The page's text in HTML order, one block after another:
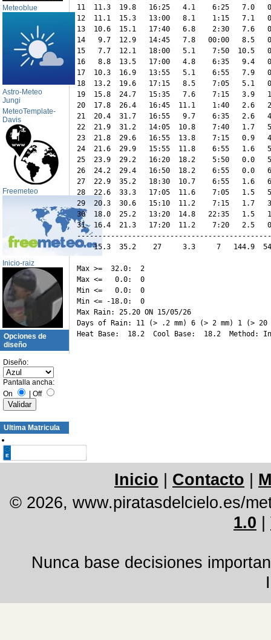
Meteoblue
Astro-Meteo
Jungi
MeteoTemplate-
Davis
Freemeteo
Inicio-raiz
Opciones de
diseño
Diseño:
Pantalla ancha:
On
| Off
Ultima Matricula
11  11.3  19.8   16:25   4.1    6:25   7.0
12  11.1  15.3   13:00   8.1    1:15   7.1
13  10.6  15.1   17:40   6.8    2:30   7.6
14   9.7  12.9   14:45   7.8   00:00   8.5
15   7.7  12.1   18:00   5.1    7:50  10.5
16   8.8  13.5   17:00   4.8    6:35   9.4
17  10.3  16.9   13:55   5.1    6:55   7.9
18  13.2  19.6   17:15   8.5    7:05   5.1
19  15.8  24.7   15:35   7.6    7:15   3.9
20  17.8  26.4   16:45  11.1    1:40   2.6
21  20.4  31.7   16:55   9.7    6:35   2.6
22  21.9  31.2   14:05  10.8    7:40   1.7
23  21.8  29.6   16:55  13.8    7:15   0.9
24  21.6  29.9   15:55  11.8    6:55   1.6
25  23.9  29.2   16:20  18.2    5:50   0.0
26  24.2  29.4   16:50  18.2    6:55   0.0
27  22.9  35.2   18:30  10.7    6:55   1.6
28  22.6  33.3   17:05  11.6    7:05   1.5
29  20.3  30.6   15:10  11.2    7:15   1.7
30  18.0  25.2   13:20  14.8   22:35   1.5
31  16.4  21.3   17:20  11.2    7:20   2.5
15.3  35.2    27     3.3     7   144.9
Max >=  32.0:  2
Max <=   0.0:  0
Min <=   0.0:  0
Min <= -18.0:  0
Max Rain: 25.20 ON 15/05/26
Days of Rain: 11 (> .2 mm) 6 (> 2 mm) 1 (> 20
Inicio Contacto
© 2026, www.piratasdelcielo.es/
1.0
Nunca base decisiones